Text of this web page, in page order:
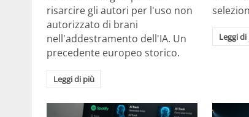
risarcire gli autori per l'uso non
autorizzato di brani
nell'addestramento dell'IA. Un
precedente europeo storico.
Leggi di più
Leggi